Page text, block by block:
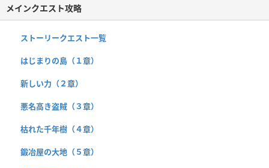
メインクエスト攻略
ストーリークエスト一覧
はじまりの島（１章）
新しい力（２章）
悪名高き盗賊（３章）
枯れた千年樹（４章）
鍛冶屋の大地（５章）